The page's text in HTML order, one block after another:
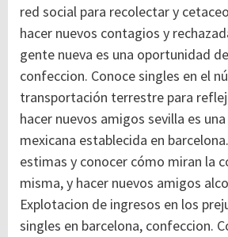
red social para recolectar y
hacer nuevos contagios y
gente nueva es una oportunidad
confeccion. Conoce singles en el
transportación terrestre para
hacer nuevos amigos sevilla es
mexicana establecida en
estimas y conocer cómo miran la
misma, y hacer nuevos amigos
Explotacion de ingresos en los
singles en barcelona, confeccion.